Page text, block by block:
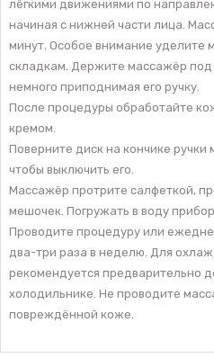
лёгкими движениями по
начиная с нижней части лица.
минут. Особое внимание уделите
складкам. Держите массажёр под
немного приподнимая его ручку.
После процедуры обработайте
кремом.
Поверните диск на кончике ручки
чтобы выключить его.
Массажёр протрите салфеткой,
мешочек. Погружать в воду
Проводите процедуру или
два-три раза в неделю. Для
рекомендуется предварительно
холодильнике. Не проводите
повреждённой коже.